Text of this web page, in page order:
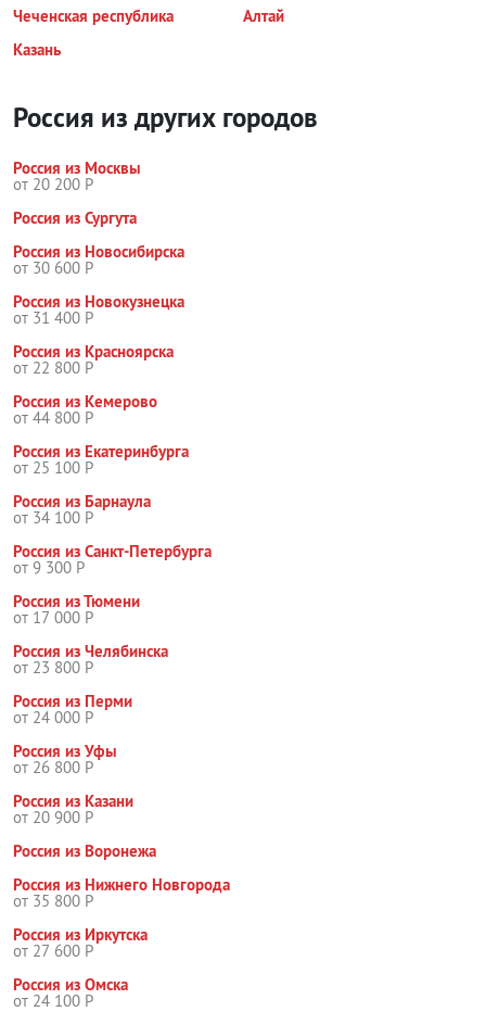
Чеченская республика
Алтай
Казань
Россия из других городов
Россия из Москвы
от 20 200 Р
Россия из Сургута
Россия из Новосибирска
от 30 600 Р
Россия из Новокузнецка
от 31 400 Р
Россия из Красноярска
от 22 800 Р
Россия из Кемерово
от 44 800 Р
Россия из Екатеринбурга
от 25 100 Р
Россия из Барнаула
от 34 100 Р
Россия из Санкт-Петербурга
от 9 300 Р
Россия из Тюмени
от 17 000 Р
Россия из Челябинска
от 23 800 Р
Россия из Перми
от 24 000 Р
Россия из Уфы
от 26 800 Р
Россия из Казани
от 20 900 Р
Россия из Воронежа
Россия из Нижнего Новгорода
от 35 800 Р
Россия из Иркутска
от 27 600 Р
Россия из Омска
от 24 100 Р